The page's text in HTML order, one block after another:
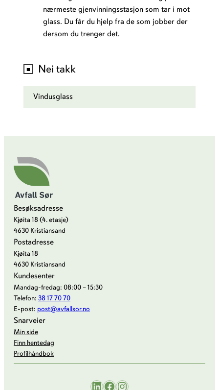
nærmeste gjenvinningsstasjon som tar i mot
glass. Du får du hjelp fra de som jobber der
dersom du trenger det.
Nei takk
Vindusglass
Besøksadresse
Kjøita 18 (4. etasje)
4630 Kristiansand
Postadresse
Kjøita 18
4630 Kristiansand
Kundesenter
Mandag-fredag: 08:00 – 15:30
Telefon: 38 17 70 70
E-post: post@avfallsor.no
Snarveier
Min side
Finn hentedag
Profilhåndbok
LinkedIn Facebook Instagram